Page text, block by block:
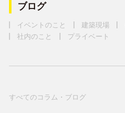
ブログ
イベントのこと 建築現場
社内のこと
プライベート
すべてのコラム・ブログ